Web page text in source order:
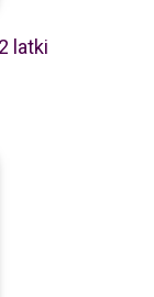
latki